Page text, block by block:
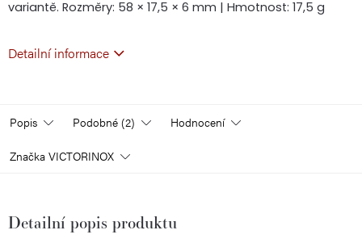
variantě. Rozměry: 58 × 17,5 × 6 mm | Hmotnost: 17,5 g
Detailní informace
Popis Podobné (2) Hodnocení
Značka VICTORINOX
Detailní popis produktu